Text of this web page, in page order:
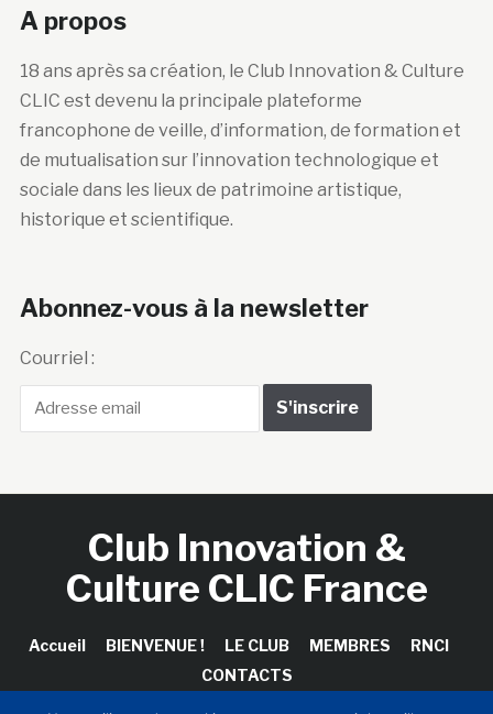
A propos
18 ans après sa création, le Club Innovation & Culture
CLIC est devenu la principale plateforme
francophone de veille, d’information, de formation et
de mutualisation sur l’innovation technologique et
sociale dans les lieux de patrimoine artistique,
historique et scientifique.
Abonnez-vous à la newsletter
Courriel :
Club Innovation &
Culture CLIC France
Accueil BIENVENUE ! LE CLUB MEMBRES
RNCI
CONTACTS